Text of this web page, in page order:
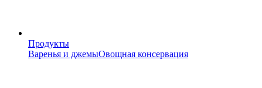
Продукты
Варенья и джемыОвощная консервация